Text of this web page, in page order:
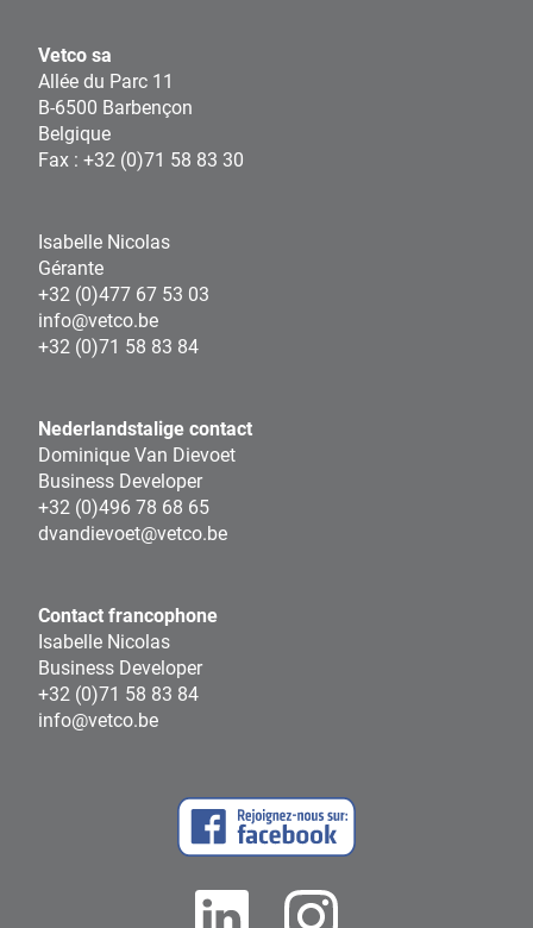
Vetco sa
Allée du Parc 11
B-6500 Barbençon
Belgique
Fax : +32 (0)71 58 83 30
Isabelle Nicolas
Gérante
+32 (0)477 67 53 03
info@vetco.be
+32 (0)71 58 83 84
Nederlandstalige contact
Dominique Van Dievoet
Business Developer
+32 (0)496 78 68 65
dvandievoet@vetco.be
Contact francophone
Isabelle Nicolas
Business Developer
+32 (0)71 58 83 84
info@vetco.be